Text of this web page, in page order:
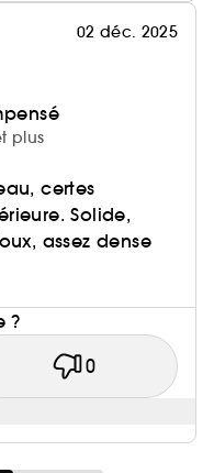
02 déc. 2025
plus
certes
Solide,
assez dense
?
0